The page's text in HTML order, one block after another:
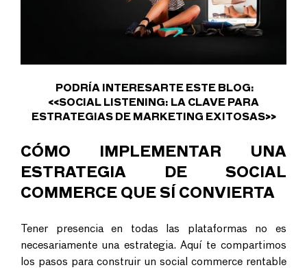
PODRÍA INTERESARTE ESTE BLOG:
<<SOCIAL LISTENING: LA CLAVE PARA
ESTRATEGIAS DE MARKETING EXITOSAS>>
CÓMO IMPLEMENTAR UNA
ESTRATEGIA DE SOCIAL
COMMERCE QUE SÍ CONVIERTA
Tener presencia en todas las plataformas no es
necesariamente una estrategia. Aquí te compartimos
los pasos para construir un social commerce rentable